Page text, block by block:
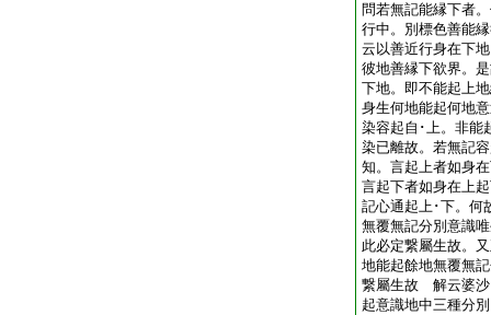
問若無記能縁下者
行中。別標色善能
云以善近行身在下
彼地善縁下欲界。
下地。即不能起上
身生何地能起何地
染容起自･上。非能
染已離故。若無記
知。言起上者如身
言起下者如身在上
記心通起上･下。何
無覆無記分別意識
此必定繋屬生故。
地能起餘地無覆無
繋屬生故 解云婆沙
起意識地中三種分